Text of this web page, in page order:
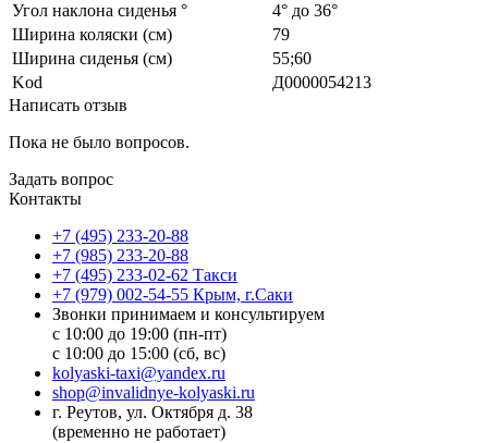
Угол наклона сиденья °
4° до 36°
Ширина коляски (см)
79
Ширина сиденья (см)
55;60
Kod
Д0000054213
Написать отзыв
Пока не было вопросов.
Задать вопрос
Контакты
+7 (495) 233-20-88
+7 (985) 233-20-88
+7 (495) 233-02-62 Такси
+7 (979) 002-54-55 Крым, г.Саки
Звонки принимаем и консультируем
с 10:00 до 19:00 (пн-пт)
с 10:00 до 15:00 (сб, вс)
kolyaski-taxi@yandex.ru
shop@invalidnye-kolyaski.ru
г. Реутов, ул. Октября д. 38
(временно не работает)